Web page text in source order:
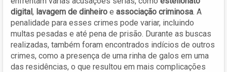
digital, lavagem de dinheiro e associação criminosa. A
penalidade para esses crimes pode variar, incluindo
multas pesadas e até pena de prisão. Durante as buscas
realizadas, também foram encontrados indícios de outros
crimes, como a presença de uma rinha de galos em uma
das residências, o que resultou em mais complicações